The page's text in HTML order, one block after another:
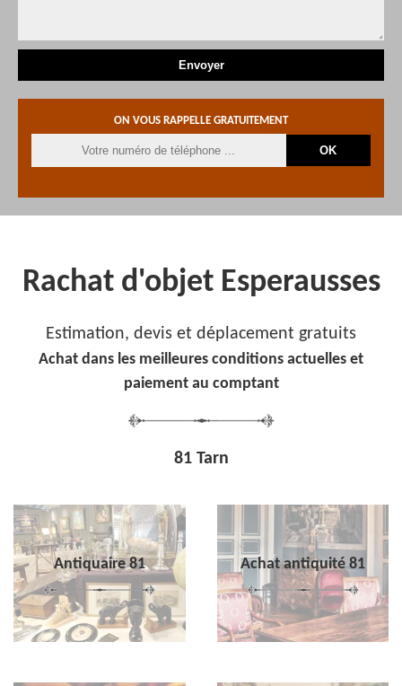
ON VOUS RAPPELLE GRATUITEMENT
Rachat d'objet Esperausses
Estimation, devis et déplacement gratuits
Achat dans les meilleures conditions actuelles et
paiement au comptant
81 Tarn
Antiquaire 81 Achat antiquité 81